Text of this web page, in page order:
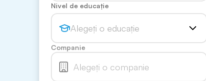
Nivel de educație
Alegeți o educație
Companie